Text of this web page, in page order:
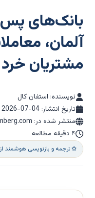
بانک‌های
آلمان،
مشتریان خرد
نویسنده: استفان کال
تاریخ انتشار: 2026-07-04
منتشر شده در: bloomberg.com
۴ دقیقه مطالعه
ترجمه و بازنویسی هوشمند از